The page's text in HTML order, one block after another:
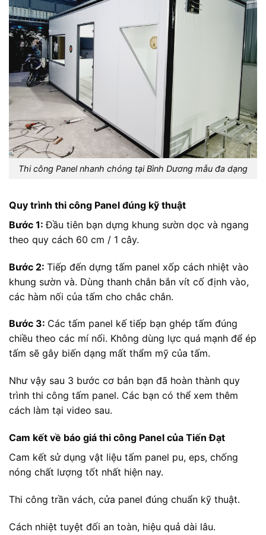
Thi công Panel nhanh chóng tại Bình Dương mẫu đa dạng
Quy trình thi công Panel đúng kỹ thuật
Bước 1:Đầu tiên bạn dựng khung sườn dọc và ngang
theo quy cách 60 cm / 1 cây.
Bước 2: Tiếp đến dựng tấm panel xốp cách nhiệt vào
khung sườn và. Dùng thanh chắn bắn vít cố định vào,
các hàm nối của tấm cho chắc chắn.
Bước 3: Các tấm panel kế tiếp bạn ghép tấm đúng
chiều theo các mí nối. Không dùng lực quá mạnh để ép
tấm sẽ gây biến dạng mất thẩm mỹ của tấm.
Như vậy sau 3 bước cơ bản bạn đã hoàn thành quy
trình thi công tấm panel. Các bạn có thể xem thêm
cách làm tại video sau.
Cam kết về báo giá thi công Panel của Tiến Đạt
Cam kết sử dụng vật liệu tấm panel pu, eps, chống
nóng chất lượng tốt nhất hiện nay.
Thi công trần vách, cửa panel đúng chuẩn kỹ thuật.
Cách nhiệt tuyệt đối an toàn, hiệu quả dài lâu.